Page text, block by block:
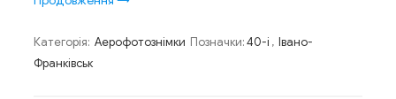
Категорія: Аерофотознімки Позначки:40-і , Івано-
Франківськ